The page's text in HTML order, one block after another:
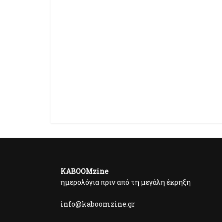
KABOOMzine
ημερολόγια πριν από τη μεγάλη έκρηξη
info@kaboomzine.gr